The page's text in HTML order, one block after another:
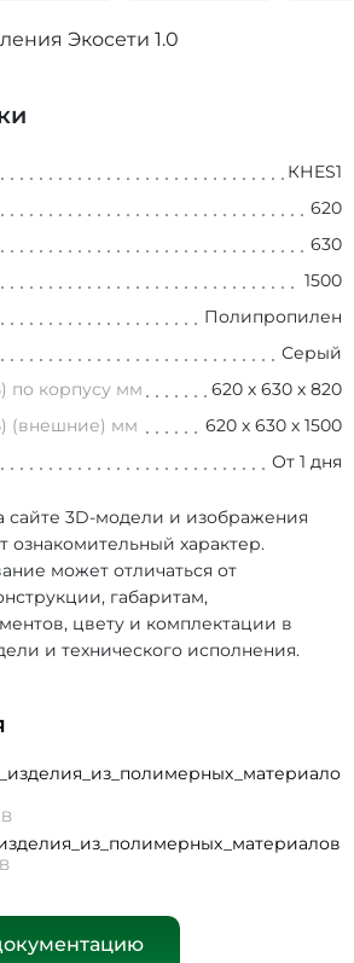
Экосети 1.0
КНES1
620
630
1500
Полипропилен
Серый
по корпусу мм
620 х 630 х 820
(внешние) мм
620 х 630 х 1500
От 1 дня
сайте 3D-модели и изображения
ознакомительный характер.
может отличаться от
габаритам,
цвету и комплектации в
и технического исполнения.